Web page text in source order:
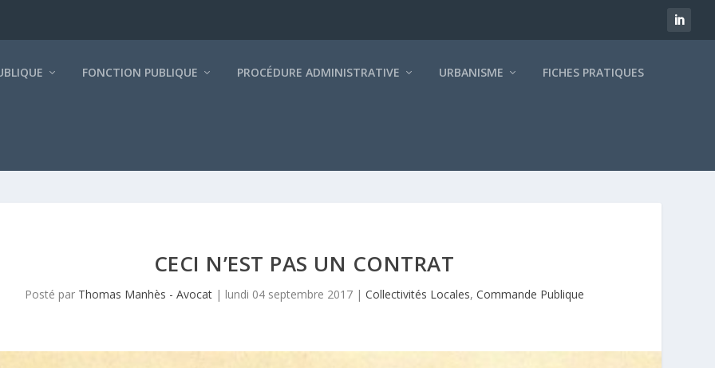
FONCTION PUBLIQUE PROCÉDURE ADMINISTRATIVE URBANISME FICHES PRATIQUES
CECI N’EST PAS UN CONTRAT
Posté par Thomas Manhès - Avocat| lundi 04 septembre 2017| Collectivités Locales, Commande Publique